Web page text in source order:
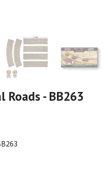
Roads - BB263